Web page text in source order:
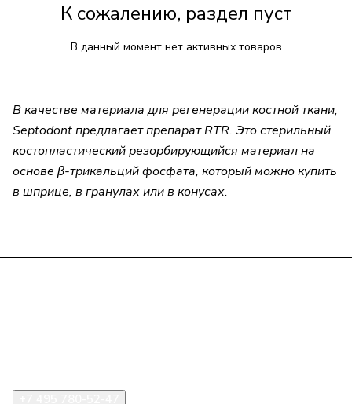
К сожалению, раздел пуст
В данный момент нет активных товаров
В качестве материала для регенерации костной ткани,
Septodont предлагает препарат RTR. Это стерильный
костопластический резорбирующийся материал на
основе β-трикальций фосфата, который можно купить
в шприце, в гранулах или в конусах.